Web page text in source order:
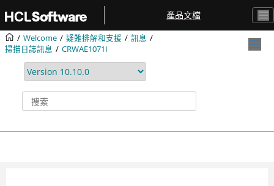
產品文檔
Welcome 疑難排解和支援
訊息
掃描日誌訊息
CRWAE1071I